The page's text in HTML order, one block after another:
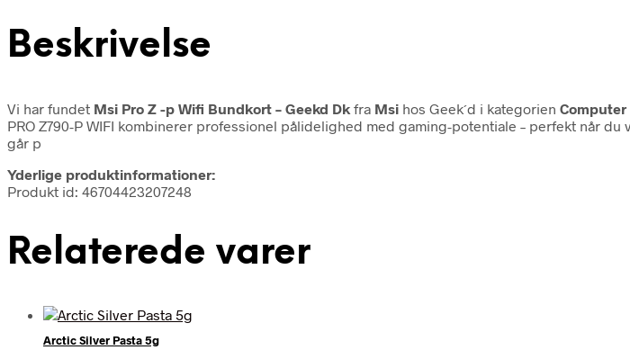
Beskrivelse
Vi har fundet Msi Pro Z -p Wifi Bundkort – Geekd Dk fra Msi hos Geek´d i kategorien
PRO Z790-P WIFI kombinerer professionel pålidelighed med gaming-potentiale – perfekt når
går p
Yderlige produktinformationer:
Produkt id: 46704423207248
Relaterede varer
Arctic Silver Pasta 5g